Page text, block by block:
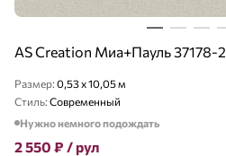
AS Creation Миа+Пауль 37178-2
Размер: 0,53 x 10,05 м
Стиль: Современный
Нужно немного подождать
2 550 ₽ / рул